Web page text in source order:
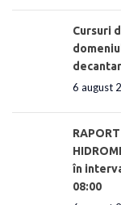
Cursuri
6 august
în
08:00